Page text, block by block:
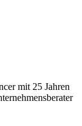
mit 25 Jahren